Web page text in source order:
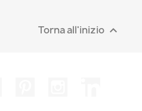
Torna all'inizio 